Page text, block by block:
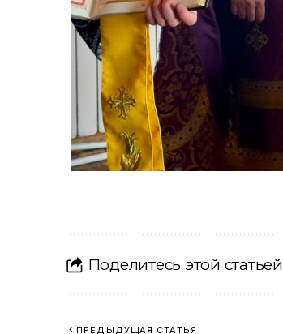
Поделитесь этой статьей
ПРЕДЫДУЩАЯ СТАТЬЯ